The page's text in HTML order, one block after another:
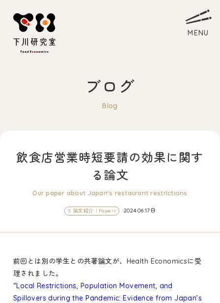
教員略歴 Myself
アクセス
プロジェクト
研究業績 Publications
ブログ
Blog
飲食店営業時短要請の効果に関す
る論文
Our paper about Japan's restaurant restrictions
3. 論文紹介｜Papers 2024.06.17日
前回とは別の学生との共著論文が、Health Economicsに受
理されました。
“Local Restrictions, Population Movement, and
Spillovers during the Pandemic: Evidence from Japan’s